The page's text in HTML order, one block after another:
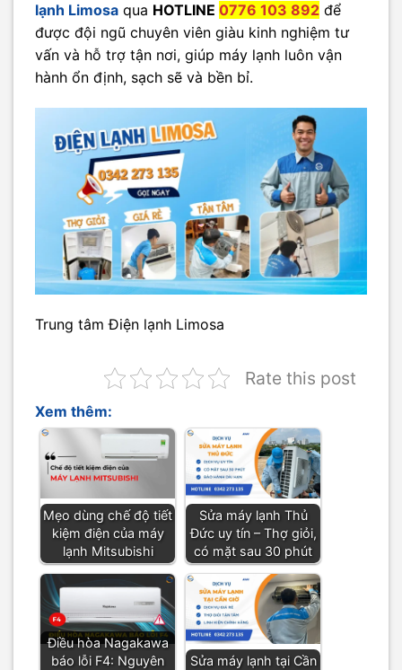
lạnh Limosa qua HOTLINE 0776 103 892 để
được đội ngũ chuyên viên giàu kinh nghiệm tư
vấn và hỗ trợ tận nơi, giúp máy lạnh luôn vận
hành ổn định, sạch sẽ và bền bỉ.
Trung tâm Điện lạnh Limosa
Rate this post
Xem thêm:
Mẹo dùng chế độ tiết
kiệm điện của máy
lạnh Mitsubishi
Sửa máy lạnh Thủ
Đức uy tín – Thợ giỏi,
có mặt sau 30 phút
Điều hòa Nagakawa
báo lỗi F4: Nguyên
Sửa máy lạnh tại Cần